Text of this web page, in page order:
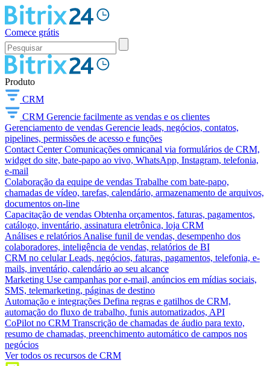
Comece grátis
Produto
CRM
CRM Gerencie facilmente as vendas e os clientes
Gerenciamento de vendas Gerencie leads, negócios, contatos,
pipelines, permissões de acesso e funções
Contact Center Comunicações omnicanal via formulários de CRM,
widget do site, bate-papo ao vivo, WhatsApp, Instagram, telefonia,
e-mail
Colaboração da equipe de vendas Trabalhe com bate-papo,
chamadas de vídeo, tarefas, calendário, armazenamento de arquivos,
documentos on-line
Capacitação de vendas Obtenha orçamentos, faturas, pagamentos,
catálogo, inventário, assinatura eletrônica, loja CRM
Análises e relatórios Analise funil de vendas, desempenho dos
colaboradores, inteligência de vendas, relatórios de BI
CRM no celular Leads, negócios, faturas, pagamentos, telefonia, e-
mails, inventário, calendário ao seu alcance
Marketing Use campanhas por e-mail, anúncios em mídias sociais,
SMS, telemarketing, páginas de destino
Automação e integrações Defina regras e gatilhos de CRM,
automação do fluxo de trabalho, funis automatizados, API
CoPilot no CRM Transcrição de chamadas de áudio para texto,
resumo de chamadas, preenchimento automático de campos nos
negócios
Ver todos os recursos de CRM